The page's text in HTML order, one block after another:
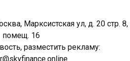
Марксистская ул, д. 20 стр. 8,
помещ. 16
разместить рекламу: